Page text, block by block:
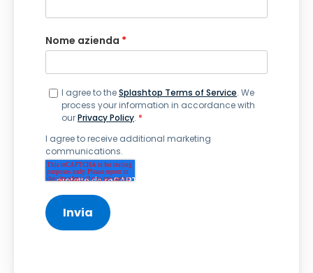
Nome azienda *
I agree to theSplashtop Terms of Service. We
process your information in accordance with
ourPrivacy Policy. *
I agree to receive additional marketing
communications.